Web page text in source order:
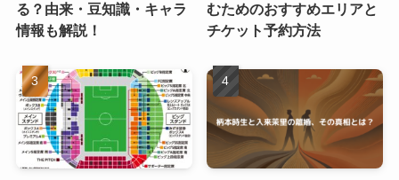
る？由来・豆知識・キャラ
情報も解説！
むためのおすすめエリアと
チケット予約方法